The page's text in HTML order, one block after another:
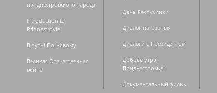
приднестровского народа
Introduction to
Pridnestrovie
В путь! По-новому
Великая Отечественная
война
День Республики
Диалог на равных
Диалоги с Президентом
Доброе утро,
Приднестровье!
Документальный фильм